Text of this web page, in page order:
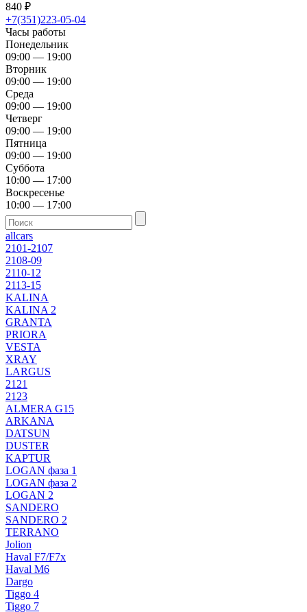
840 ₽
+7(351)223-05-04
Часы работы
Понедельник
09:00 — 19:00
Вторник
09:00 — 19:00
Среда
09:00 — 19:00
Четверг
09:00 — 19:00
Пятница
09:00 — 19:00
Суббота
10:00 — 17:00
Воскресенье
10:00 — 17:00
allcars
2101-2107
2108-09
2110-12
2113-15
KALINA
KALINA 2
GRANTA
PRIORA
VESTA
XRAY
LARGUS
2121
2123
ALMERA G15
ARKANA
DATSUN
DUSTER
KAPTUR
LOGAN фаза 1
LOGAN фаза 2
LOGAN 2
SANDERO
SANDERO 2
TERRANO
Jolion
Haval F7/F7x
Haval M6
Dargo
Tiggo 4
Tiggo 7